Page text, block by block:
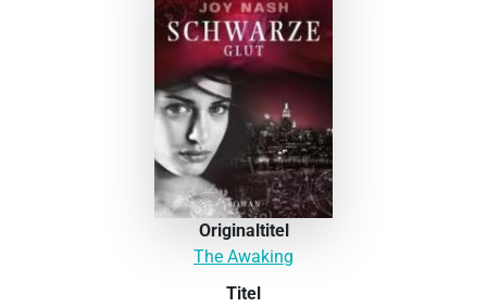
Originaltitel
The Awaking
Titel